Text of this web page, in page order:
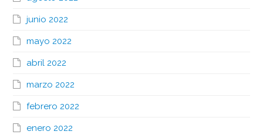
junio 2022
mayo 2022
abril 2022
marzo 2022
febrero 2022
enero 2022